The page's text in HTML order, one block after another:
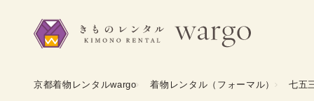
京都着物レンタルwargo 着物レンタル（フォーマル） 七五